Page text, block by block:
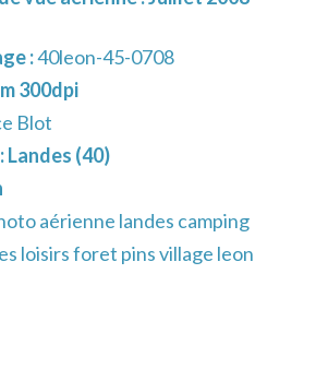
:40leon-45-0708
300dpi
Blot
Landes (40)
aérienne landes camping
loisirs foret pins village leon